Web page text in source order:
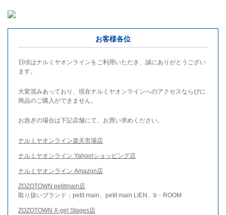
お客様各位
日頃はナルミヤオンラインをご利用いただき、誠にありがとうござい
ます。
大変混みあっており、現在ナルミヤオンラインへのアクセスならびに
商品のご購入ができません。
お急ぎの場合は下記店舗にて、お買い求めください。
ナルミヤオンライン楽天市場店
ナルミヤオンライン Yahoo!ショッピング店
ナルミヤオンライン Amazon店
ZOZOTOWN petitmain店
取り扱いブランド：petit main、petit main LIEN、b・ROOM
ZOZOTOWN X-girl Stages店